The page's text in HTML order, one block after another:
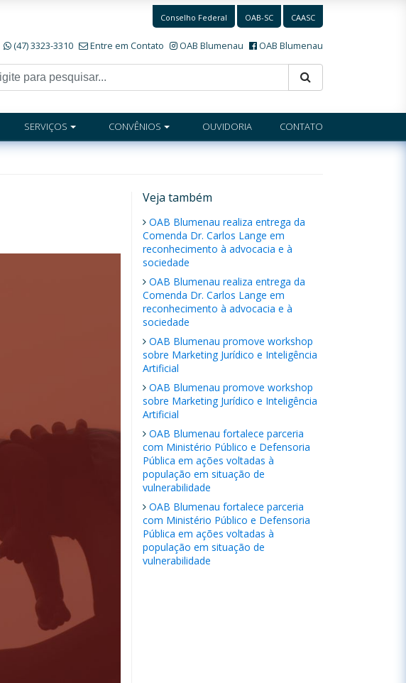
Conselho Federal OAB-SC CAASC
(47) 3323-3310 Entre em Contato OAB Blumenau OAB Blumenau
SERVIÇOS CONVÊNIOS OUVIDORIA CONTATO
Veja também
OAB Blumenau realiza entrega da
Comenda Dr. Carlos Lange em
reconhecimento à advocacia e à
sociedade
OAB Blumenau realiza entrega da
Comenda Dr. Carlos Lange em
reconhecimento à advocacia e à
sociedade
OAB Blumenau promove workshop
sobre Marketing Jurídico e Inteligência
Artificial
OAB Blumenau promove workshop
sobre Marketing Jurídico e Inteligência
Artificial
OAB Blumenau fortalece parceria
com Ministério Público e Defensoria
Pública em ações voltadas à
população em situação de
vulnerabilidade
OAB Blumenau fortalece parceria
com Ministério Público e Defensoria
Pública em ações voltadas à
população em situação de
vulnerabilidade